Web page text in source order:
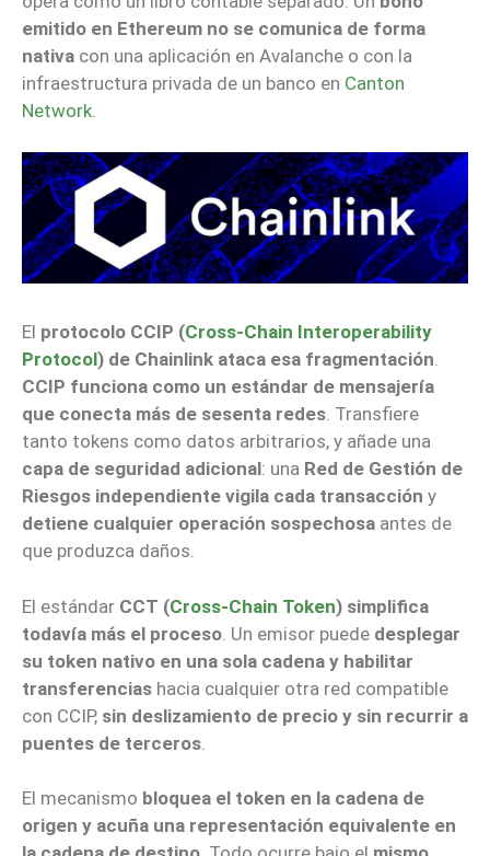
emitido en Ethereum no se comunica de forma
nativa con una aplicación en Avalanche o con la
infraestructura privada de un banco en Canton
Network
El protocolo CCIP (Cross-Chain Interoperability
Protocol) de Chainlink ataca esa fragmentación.
CCIP funciona como un estándar de mensajería
que conecta más de sesenta redes. Transfiere
tanto tokens como datos arbitrarios, y añade una
capa de seguridad adicional: una Red de Gestión de
Riesgos independiente vigila cada transacción y
detiene cualquier operación sospechosa antes de
que produzca daños.
El estándar CCT (Cross-Chain Token) simplifica
todavía más el proceso . Un emisor puede desplegar
su token nativo en una sola cadena y habilitar
transferencias hacia cualquier otra red compatible
con CCIP, sin deslizamiento de precio y sin recurrir a
puentes de terceros
El mecanismo bloquea el token en la cadena de
origen y acuña una representación equivalente en